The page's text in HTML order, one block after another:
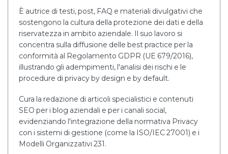
È autrice di testi, post, FAQ e materiali divulgativi che
sostengono la cultura della protezione dei dati e della
riservatezza in ambito aziendale. Il suo lavoro si
concentra sulla diffusione delle best practice per la
conformità al Regolamento GDPR (UE 679/2016),
illustrando gli adempimenti, l'analisi dei rischi e le
procedure di privacy by design e by default.
Cura la redazione di articoli specialistici e contenuti
SEO per i blog aziendali e per i canali social,
evidenziando l'integrazione della normativa Privacy
con i sistemi di gestione (come la ISO/IEC 27001) e i
Modelli Organizzativi 231.